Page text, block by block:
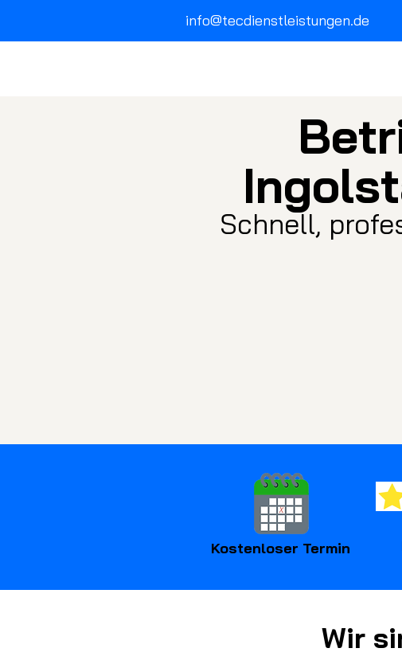
info@tecdienstleistungen.de
Schnell,
Kostenloser Termin
Wir